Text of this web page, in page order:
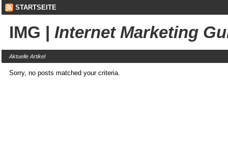
STARTSEITE
IMG | Internet Marketing
Aktuelle Artikel
Sorry, no posts matched your criteria.